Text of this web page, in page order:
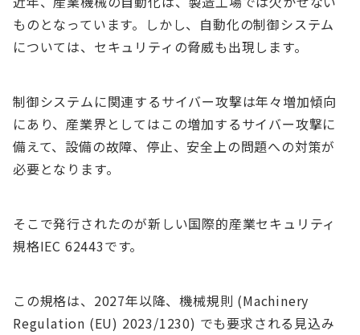
ものとなっています。しかし、自動化の制御システム
については、セキュリティの脅威も出現します。
制御システムに関連するサイバー攻撃は年々増加傾向
にあり、産業界としてはこの増加するサイバー攻撃に
備えて、設備の故障、停止、安全上の問題への対策が
必要となります。
そこで発行されたのが新しい国際的産業セキュリティ
規格IEC 62443です。
この規格は、2027年以降、機械規則 (Machinery
Regulation (EU) 2023/1230) でも要求される見込み